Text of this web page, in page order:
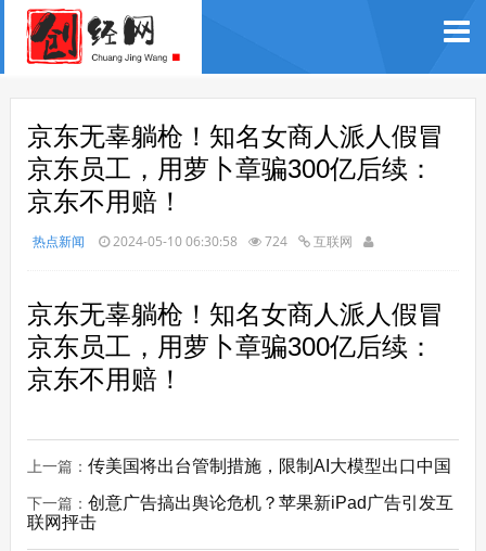
京东无辜躺枪！知名女商人派人假冒
京东员工，用萝卜章骗300亿后续：
京东不用赔！
热点新闻 2024-05-10 06:30:58 724 互联网
京东无辜躺枪！知名女商人派人假冒
京东员工，用萝卜章骗300亿后续：
京东不用赔！
上一篇： 传美国将出台管制措施，限制AI大模型出口中国
下一篇： 创意广告搞出舆论危机？苹果新iPad广告引发互
联网抨击